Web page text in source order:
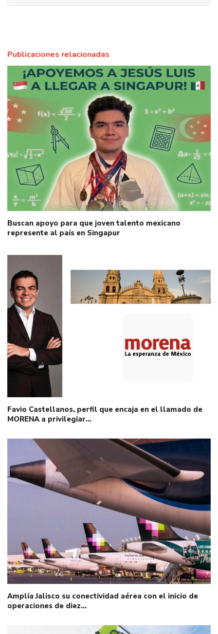
Publicaciones relacionadas
Buscan apoyo para que joven talento mexicano
represente al país en Singapur
Favio Castellanos, perfil que encaja en el llamado de
MORENA a privilegiar…
Amplía Jalisco su conectividad aérea con el inicio de
operaciones de diez…